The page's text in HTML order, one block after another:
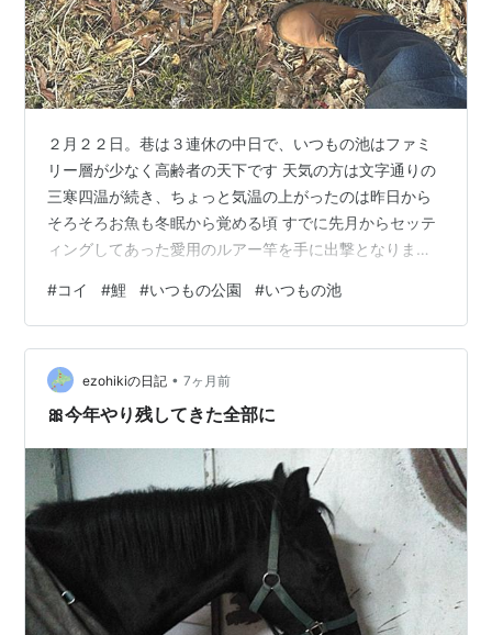
２月２２日。巷は３連休の中日で、いつもの池はファミ
リー層が少なく高齢者の天下です 天気の方は文字通りの
三寒四温が続き、ちょっと気温の上がったのは昨日から
そろそろお魚も冬眠から覚める頃 すでに先月からセッテ
ィングしてあった愛用のルアー竿を手に出撃となりまし
なってきたような でかいのが１匹釣れました。測ると７
５cmありました 知り合いの爺と婆が覗き込みます この
後、大鯉は池にリリースとなりました ベンチの後ろに咲
く満開の梅を見上げるのは 遠出は卒業となった後期高齢
者たち（ひとりはちょっと手前）でありました ハプニン
#コイ #鯉 #いつもの公園 #いつもの池
ezohikiの日記 • 7ヶ月前
🎀今年やり残してきた全部に